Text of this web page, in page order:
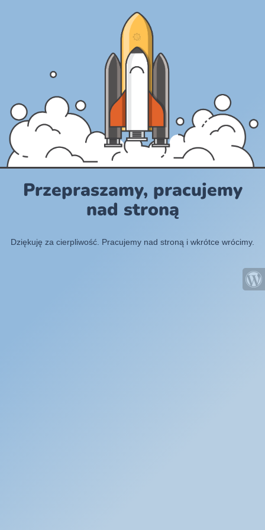
Przepraszamy, pracujemy
nad stroną
Dziękuję za cierpliwość. Pracujemy nad stroną i wkrótce wrócimy.